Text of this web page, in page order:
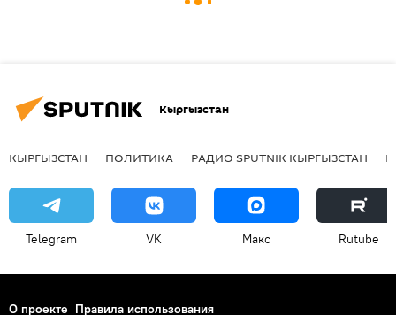
Кыргызстан
КЫРГЫЗСТАН ПОЛИТИКА РАДИО SPUTNIK КЫРГЫЗСТАН
Telegram VK Макс Rutube
О проекте Правила использования